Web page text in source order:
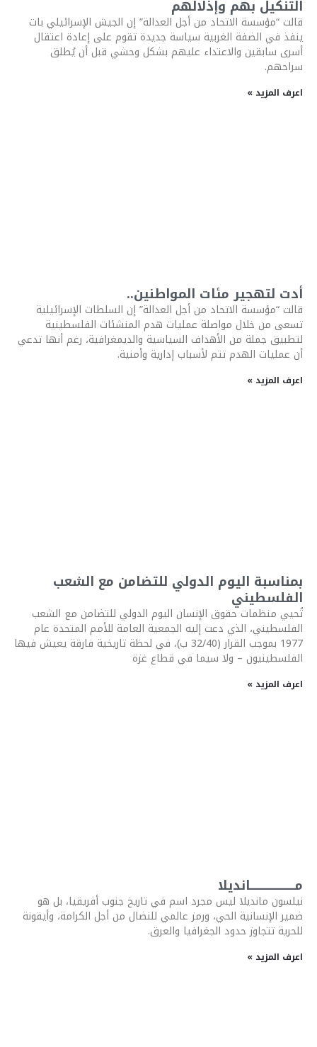
التنكيل بهم وإذلالهم
قالت “مؤسسة الاتحاد من أجل العدالة” إن الجيش الإسرائيلي بات
ينفذ في الضفة الغربية سياسة جديدة تقوم على إعادة اعتقال
أسرى سابقين والاعتداء عليهم بشكل وحشي قبل أن يُطلق
سراحهم.
اعرف المزيد »
أدت لتهجير مئات المواطنين..
قالت “مؤسسة الاتحاد من أجل العدالة” إن السلطات الإسرائيلية
تسعى من خلال مواصلة عمليات هدم المنشئات الفلسطينية
لتطبيق جملة من الأهداف السياسية والديمغرافية، رغم أنها تدعي
أن عمليات الهدم تتم لأسباب إدارية وأمنية.
اعرف المزيد »
بمناسبة اليوم الدولي للتضامن مع الشعب
الفلسطيني
تُحيي منظمات حقوق الإنسان اليوم الدولي للتضامن مع الشعب
الفلسطيني، الذي دعت إليه الجمعية العامة للأمم المتحدة عام
1977 بموجب القرار (32/40 ب)، في لحظة تاريخية فارقة يعيش فيها
الفلسطينيون – ولا سيما في قطاع غزة
اعرف المزيد »
مـــــــــــــــــــــانديلا
نيلسون مانديلا ليس مجرد اسم في تاريخ جنوب أفريقيا، بل هو
ضمير الإنسانية الحي، ورمز عالمي للنضال من أجل الكرامة، وأيقونة
للحرية تتجاوز حدود الجغرافيا والعرق.
اعرف المزيد »